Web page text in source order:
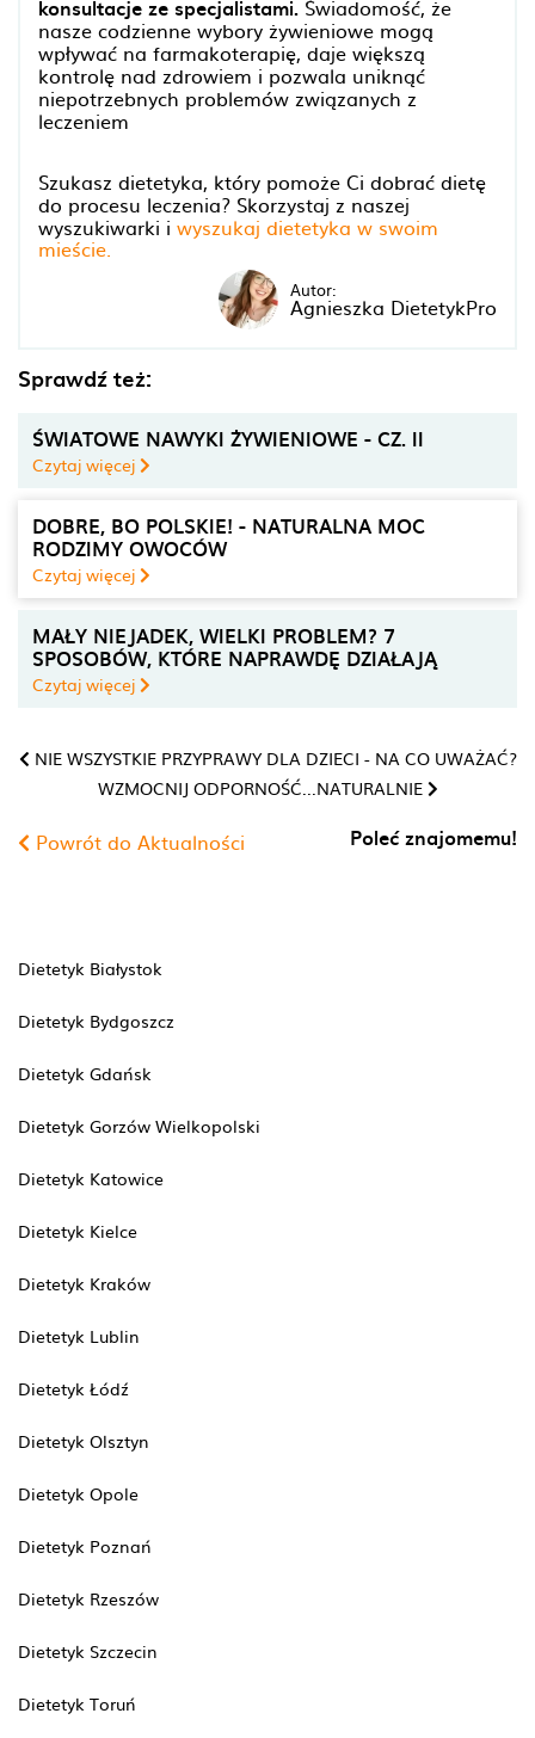
konsultacje ze specjalistami. Świadomość, że
nasze codzienne wybory żywieniowe mogą
wpływać na farmakoterapię, daje większą
kontrolę nad zdrowiem i pozwala uniknąć
niepotrzebnych problemów związanych z
leczeniem
Szukasz dietetyka, który pomoże Ci dobrać dietę
do procesu leczenia? Skorzystaj z naszej
wyszukiwarki i wyszukaj dietetyka w swoim
mieście.
Autor:
Agnieszka DietetykPro
Sprawdź też:
ŚWIATOWE NAWYKI ŻYWIENIOWE - CZ. II
Czytaj więcej
DOBRE, BO POLSKIE! - NATURALNA MOC
RODZIMY OWOCÓW
Czytaj więcej
MAŁY NIEJADEK, WIELKI PROBLEM? 7
SPOSOBÓW, KTÓRE NAPRAWDĘ DZIAŁAJĄ
Czytaj więcej
NIE WSZYSTKIE PRZYPRAWY DLA DZIECI - NA CO UWAŻAĆ?
WZMOCNIJ ODPORNOŚĆ...NATURALNIE
Powrót do Aktualności Poleć znajomemu!
Dietetyk Białystok
Dietetyk Bydgoszcz
Dietetyk Gdańsk
Dietetyk Gorzów Wielkopolski
Dietetyk Katowice
Dietetyk Kielce
Dietetyk Kraków
Dietetyk Lublin
Dietetyk Łódź
Dietetyk Olsztyn
Dietetyk Opole
Dietetyk Poznań
Dietetyk Rzeszów
Dietetyk Szczecin
Dietetyk Toruń